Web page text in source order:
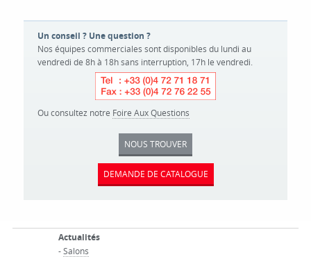
Un conseil ? Une question ?
Nos équipes commerciales sont disponibles du lundi au
vendredi de 8h à 18h sans interruption, 17h le vendredi.
Ou consultez notre Foire Aux Questions
NOUS TROUVER
DEMANDE DE CATALOGUE
Actualités
-Salons